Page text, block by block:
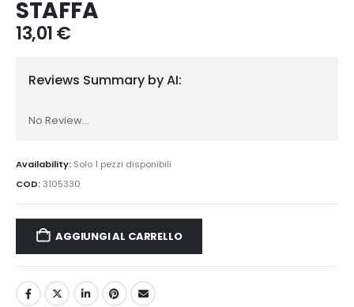
STAFFA
13,01€
Reviews Summary by AI:
No Review...
Availability: Solo 1 pezzi disponibili
COD:3105330
AGGIUNGI AL CARRELLO